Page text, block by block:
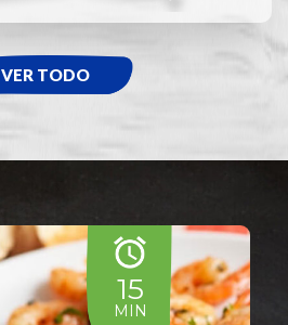
VER TODO
15
MIN